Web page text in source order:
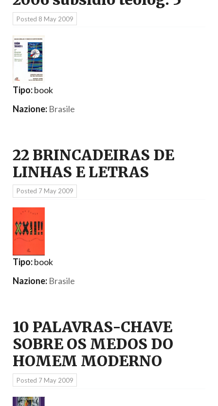
Posted 8 May 2009
Tipo:book
Nazione: Brasile
22 BRINCADEIRAS DE
LINHAS E LETRAS
Posted 7 May 2009
Tipo:book
Nazione: Brasile
10 PALAVRAS-CHAVE
SOBRE OS MEDOS DO
HOMEM MODERNO
Posted 7 May 2009